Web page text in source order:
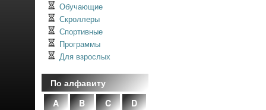
Обучающие
Скроллеры
Спортивные
Программы
Для взрослых
По алфавиту
A
B C
D